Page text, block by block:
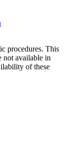
procedures. This
not available in
of these